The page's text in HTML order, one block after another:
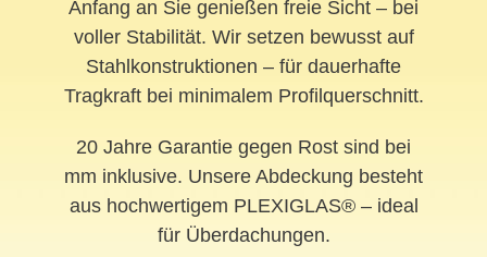
Anfang an Sie genießen freie Sicht – bei
voller Stabilität. Wir setzen bewusst auf
Stahlkonstruktionen – für dauerhafte
Tragkraft bei minimalem Profilquerschnitt.
20 Jahre Garantie gegen Rost sind bei
mm inklusive. Unsere Abdeckung besteht
aus hochwertigem PLEXIGLAS® – ideal
für Überdachungen.